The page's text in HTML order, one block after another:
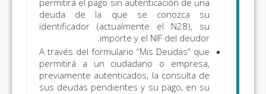
permitirá el pago sin autenticación de una
deuda de la que se conozca su
identificador (actualmente el N28), su
importe y el NIF del deudor.
A través del formulario “Mis Deudas” que
permitirá a un ciudadano o empresa,
previamente autenticados, la consulta de
sus deudas pendientes y su pago, en su